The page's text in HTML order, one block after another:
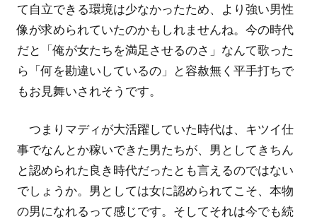
て自立できる環境は少なかったため、より強い男性
像が求められていたのかもしれませんね。今の時代
だと「俺が女たちを満足させるのさ」なんて歌った
ら「何を勘違いしているの」と容赦無く平手打ちで
もお見舞いされそうです。
つまりマディが大活躍していた時代は、キツイ仕
事でなんとか稼いできた男たちが、男としてきちん
と認められた良き時代だったとも言えるのではない
でしょうか。男としては女に認められてこそ、本物
の男になれるって感じです。そしてそれは今でも続